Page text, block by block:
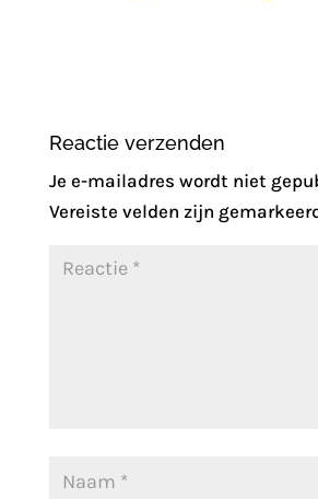
Reactie verzenden
Je e-mailadres wordt niet
Vereiste velden zijn